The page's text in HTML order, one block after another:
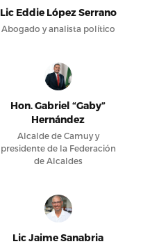
Lic Eddie López Serrano
Abogado y analista político
Hon. Gabriel “Gaby”
Hernández
Alcalde de Camuy y
presidente de la Federación
de Alcaldes
Lic Jaime Sanabria